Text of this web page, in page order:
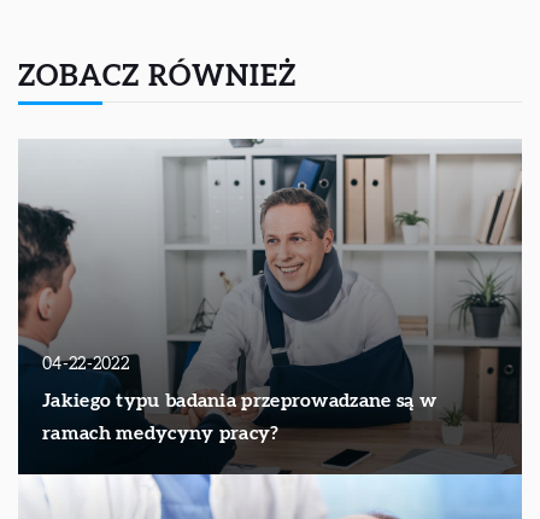
ZOBACZ RÓWNIEŻ
04-22-2022
Jakiego typu badania przeprowadzane są w
ramach medycyny pracy?